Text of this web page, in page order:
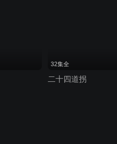
32集全
二十四道拐